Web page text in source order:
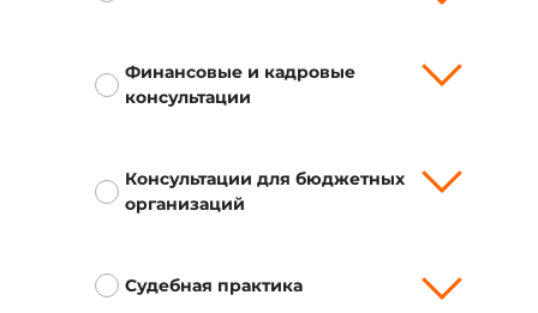
Финансовые и кадровые
консультации
Консультации для бюджетных
организаций
Судебная практика